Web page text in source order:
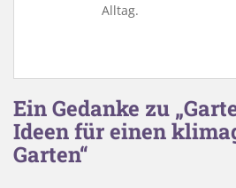
Alltag.
Ein Gedanke zu
Ideen für einen
Garten“